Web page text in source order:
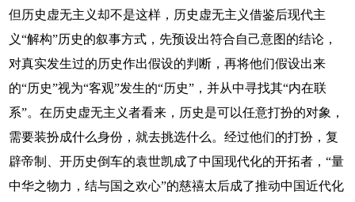
但历史虚无主义却不是这样，历史虚无主义借鉴后现代主
义“解构”历史的叙事方式，先预设出符合自己意图的结论，
对真实发生过的历史作出假设的判断，再将他们假设出来
的“历史”视为“客观”发生的“历史”，并从中寻找其“内在联
系”。在历史虚无主义者看来，历史是可以任意打扮的对象，
需要装扮成什么身份，就去挑选什么。经过他们的打扮，复
辟帝制、开历史倒车的袁世凯成了中国现代化的开拓者，“量
中华之物力，结与国之欢心”的慈禧太后成了推动中国近代化